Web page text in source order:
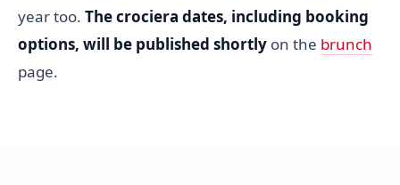
year too. The crociera dates, including booking
options, will be published shortly on the brunch
page.